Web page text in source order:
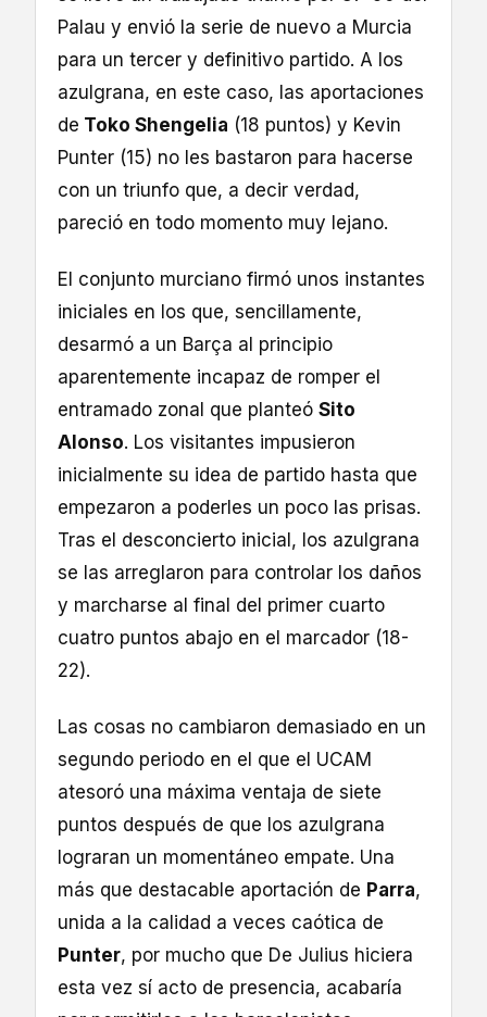
Palau y envió la serie de nuevo a Murcia
para un tercer y definitivo partido. A los
azulgrana, en este caso, las aportaciones
de Toko Shengelia (18 puntos) y Kevin
Punter (15) no les bastaron para hacerse
con un triunfo que, a decir verdad,
pareció en todo momento muy lejano.
El conjunto murciano firmó unos instantes
iniciales en los que, sencillamente,
desarmó a un Barça al principio
aparentemente incapaz de romper el
entramado zonal que planteó Sito
Alonso. Los visitantes impusieron
inicialmente su idea de partido hasta que
empezaron a poderles un poco las prisas.
Tras el desconcierto inicial, los azulgrana
se las arreglaron para controlar los daños
y marcharse al final del primer cuarto
cuatro puntos abajo en el marcador (18-
22).
Las cosas no cambiaron demasiado en un
segundo periodo en el que el UCAM
atesoró una máxima ventaja de siete
puntos después de que los azulgrana
lograran un momentáneo empate. Una
más que destacable aportación de Parra,
unida a la calidad a veces caótica de
Punter, por mucho que De Julius hiciera
esta vez sí acto de presencia, acabaría